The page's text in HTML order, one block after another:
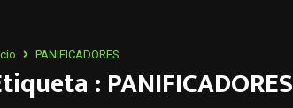
PANIFICADORES
: PANIFICADORES